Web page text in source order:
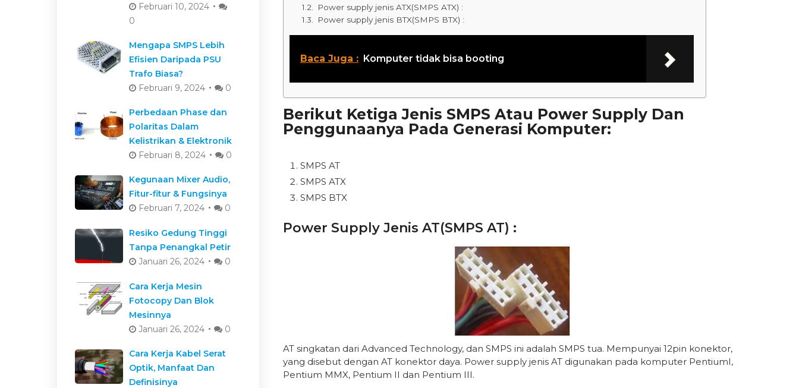
Power supply jenis ATX(SMPS ATX) :
Power supply jenis BTX(SMPS BTX) :
Baca Juga : Komputer tidak bisa booting
Berikut Ketiga Jenis SMPS Atau Power Supply Dan
Penggunaanya Pada Generasi Komputer:
SMPS AT
SMPS ATX
SMPS BTX
Power Supply Jenis AT(SMPS AT) :
AT singkatan dari Advanced Technology, dan SMPS ini adalah SMPS tua. Mempunyai 12pin konektor,
yang disebut dengan AT konektor daya. Power supply jenis AT digunakan pada komputer PentiumI,
Pentium MMX, Pentium II dan Pentium III.
Februari 10, 2024
0
Mengapa SMPS Lebih
Efisien Daripada PSU
Trafo Biasa?
Februari 9, 2024
0
Perbedaan Phase dan
Polaritas Dalam
Kelistrikan & Elektronik
Februari 8, 2024
0
Kegunaan Mixer Audio,
Fitur-fitur & Fungsinya
Februari 7, 2024
0
Resiko Gedung Tinggi
Tanpa Penangkal Petir
Januari 26, 2024
0
Cara Kerja Mesin
Fotocopy Dan Blok
Mesinnya
Januari 26, 2024
0
Cara Kerja Kabel Serat
Optik, Manfaat Dan
Definisinya